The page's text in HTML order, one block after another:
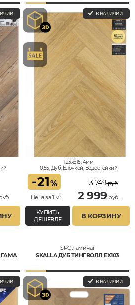
руб.
В НАЛИЧИИ
123x615, 4мм
0,55, Дуб, Елочкой, Водостойкий
-21%
Цена за 1 м²
3 749руб.
2 999руб.
КУПИТЬ
ДЕШЕВЛЕ
В КОРЗИНУ
ГАМА
SPC ламинат
SKALLA ДУБ ТИНГВОЛЛ EX103
В НАЛИЧИИ